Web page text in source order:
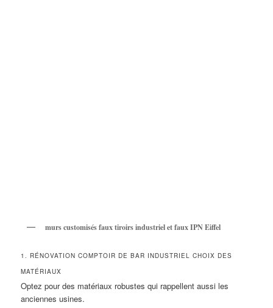
murs customisés faux tiroirs industriel et faux IPN Eiffel
1. RÉNOVATION COMPTOIR DE BAR INDUSTRIEL CHOIX DES
MATÉRIAUX
Optez pour des matériaux robustes qui rappellent aussi les
anciennes usines.